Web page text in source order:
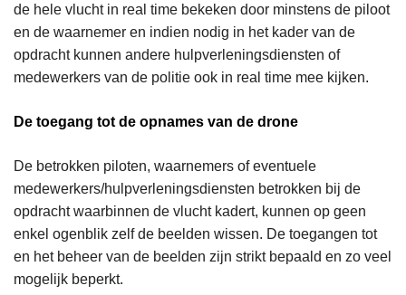
de hele vlucht in real time bekeken door minstens de piloot
en de waarnemer en indien nodig in het kader van de
opdracht kunnen andere hulpverleningsdiensten of
medewerkers van de politie ook in real time mee kijken.
De toegang tot de opnames van de drone
De betrokken piloten, waarnemers of eventuele
medewerkers/hulpverleningsdiensten betrokken bij de
opdracht waarbinnen de vlucht kadert, kunnen op geen
enkel ogenblik zelf de beelden wissen. De toegangen tot
en het beheer van de beelden zijn strikt bepaald en zo veel
mogelijk beperkt.